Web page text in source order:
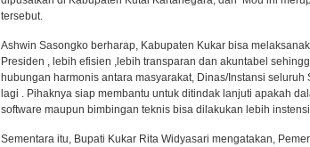
tersebut.
Ashwin Sasongko berharap, Kabupaten Kukar bisa
Presiden , lebih efisien ,lebih transparan dan akuntabel
hubungan harmonis antara masyarakat, Dinas/Instansi
lagi . Pihaknya siap membantu untuk ditindak lanjuti apakah
software maupun bimbingan teknis bisa dilakukan lebih
Sementara itu, Bupati Kukar Rita Widyasari mengatakan,